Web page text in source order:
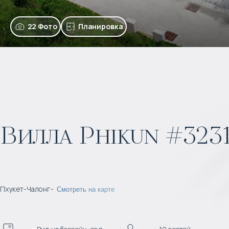
22 Фото Планировка
Вилла Phikun
Пхукет-Чалонг- Смотреть на карте